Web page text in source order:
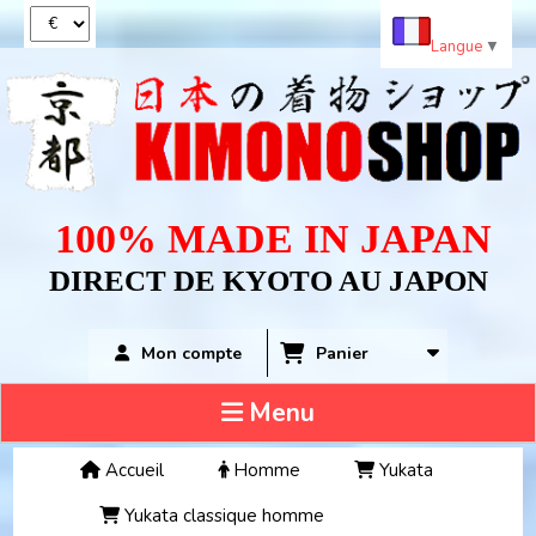
100% MADE IN JAPAN
DIRECT DE KYOTO AU JAPON
Mon compte Panier
Menu
Accueil Homme
Yukata
Yukata classique homme
Langue ▼
Panneau de gestion des cookies